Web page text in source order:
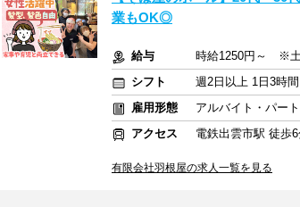
業もOK◎
給与
時給1250円～ ※土
シフト
週2日以上 1日3時
雇用形態
アルバイト・パート
アクセス
電鉄出雲市駅 徒歩
有限会社羽根屋の求人一覧を見る